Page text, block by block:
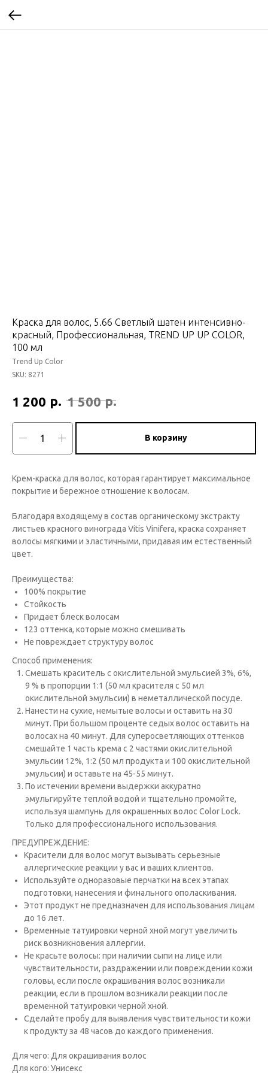
Краска для волос, 5.66 Светлый шатен интенсивно-
красный, Профессиональная, TREND UP UP COLOR,
100 мл
Trend Up Color
SKU: 8271
1 200 р. 1 500 р.
В корзину
Крем-краска для волос, которая гарантирует максимальное
покрытие и бережное отношение к волосам.
Благодаря входящему в состав органическому экстракту
листьев красного винограда Vitis Vinifera, краска сохраняет
волосы мягкими и эластичными, придавая им естественный
цвет.
Преимущества:
100% покрытие
Стойкость
Придает блеск волосам
123 оттенка, которые можно смешивать
Не повреждает структуру волос
Способ применения:
Cмешать краситель с окислительной эмульсией 3%, 6%,
9 % в пропорции 1:1 (50 мл красителя с 50 мл
окислительной эмульсии) в неметаллической посуде.
Нанести на сухие, немытые волосы и оставить на 30
минут. При большом проценте седых волос оставить на
волосах на 40 минут. Для суперосветляющих оттенков
смешайте 1 часть крема с 2 частями окислительной
эмульсии 12%, 1:2 (50 мл продукта и 100 окислительной
эмульсии) и оставьте на 45-55 минут.
По истечении времени выдержки аккуратно
эмульгируйте теплой водой и тщательно промойте,
используя шампунь для окрашенных волос Color Lock.
Только для профессионального использования.
ПРЕДУПРЕЖДЕНИЕ:
Красители для волос могут вызывать серьезные
аллергические реакции у вас и ваших клиентов.
Исполь­зуйте одноразовые перчатки на всех этапах
подготовки, нанесения и финального ополаскивания.
Этот продукт не предназна­чен для использования лицам
до 16 лет.
Временные татуировки черной хной могут увеличить
риск возникновения аллергии.
Не красьте волосы: при наличии сыпи на лице или
чувствительности, раздражении или повреждении кожи
головы, если после окрашивания волос возникали
реакции, если в прошлом возникали реакции после
временной татуировки черной хной.
Сде­лайте пробу для выявления чувствительности кожи
к продукту за 48 часов до каждого применения.
Для чего: Для окрашивания волос
Для кого: Унисекс